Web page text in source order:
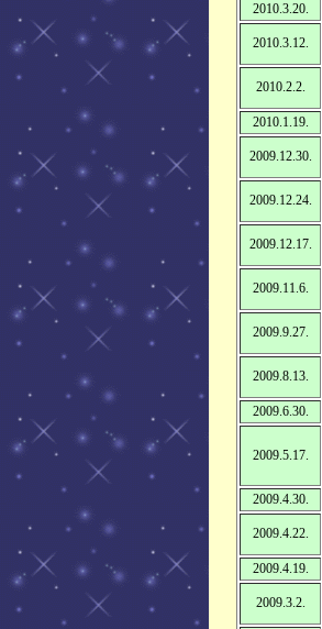
2010.3.20.
2010.3.12.
2010.2.2.
2010.1.19.
2009.12.30.
2009.12.24.
2009.12.17.
2009.11.6.
2009.9.27.
2009.8.13.
2009.6.30.
2009.5.17.
2009.4.30.
2009.4.22.
2009.4.19.
2009.3.2.